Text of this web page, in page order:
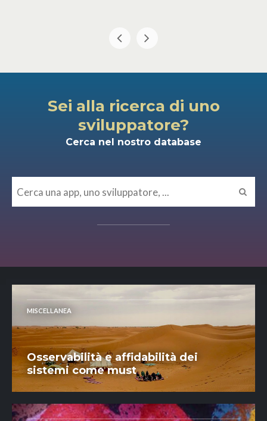
Sei alla ricerca di uno
sviluppatore?
Cerca nel nostro database
MISCELLANEA
Osservabilità e affidabilità dei
sistemi come must